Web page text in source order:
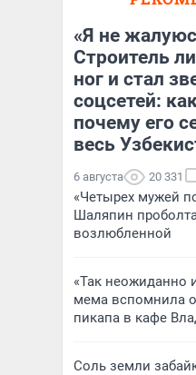
«Я не
Строитель
ног и стал
соцсетей:
почему его
весь
6 августа 20 331
«Четырех мужей
Шаляпин
возлюбленной
«Так неожиданно
мема вспомнила о
пикапа в кафе
Соль земли